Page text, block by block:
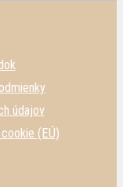
údajov
(EÚ)